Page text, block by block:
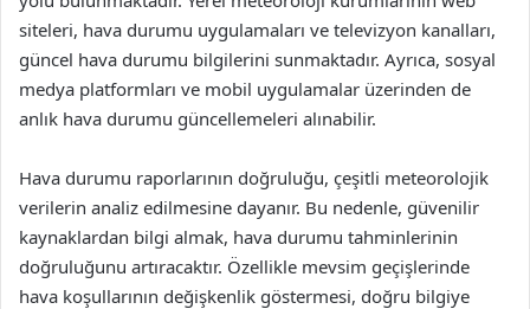
siteleri, hava durumu uygulamaları ve televizyon kanalları,
güncel hava durumu bilgilerini sunmaktadır. Ayrıca, sosyal
medya platformları ve mobil uygulamalar üzerinden de
anlık hava durumu güncellemeleri alınabilir.
Hava durumu raporlarının doğruluğu, çeşitli meteorolojik
verilerin analiz edilmesine dayanır. Bu nedenle, güvenilir
kaynaklardan bilgi almak, hava durumu tahminlerinin
doğruluğunu artıracaktır. Özellikle mevsim geçişlerinde
hava koşullarının değişkenlik göstermesi, doğru bilgiye